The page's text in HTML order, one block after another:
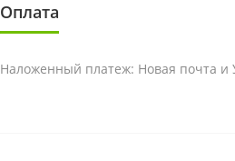
Оплата
Наложенный платеж: Новая почта